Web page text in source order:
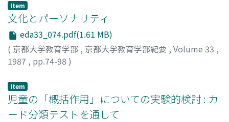
Item
文化とパーソナリティ
eda33_074.pdf(1.61 MB)
( 京都大学教育学部 , 京都大学教育学部紀要 , Volume 33 ,
1987 , pp.74-98 )
ケItem
児童の「概括作用」についての実験的検討 : カ
ード分類テストを通して